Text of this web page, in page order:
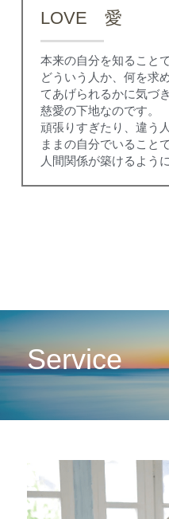
LOVE　愛
本来の自分を知ること
どういう人か、何を求
てあげられるかに気づ
慈愛の下地なのです。
頑張りすぎたり、違う
ままの自分でいること
人間関係が築けるよう
Service